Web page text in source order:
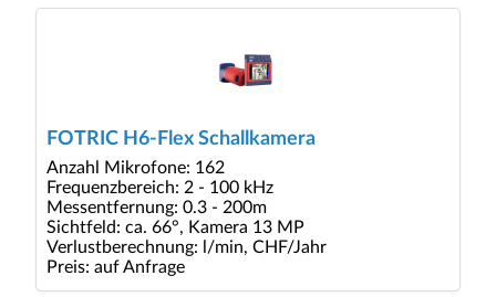
FOTRIC H6-Flex Schallkamera
Anzahl Mikrofone: 162
Frequenzbereich: 2 - 100 kHz
Messentfernung: 0.3 - 200m
Sichtfeld: ca. 66°, Kamera 13 MP
Verlustberechnung: l/min, CHF/Jahr
Preis: auf Anfrage